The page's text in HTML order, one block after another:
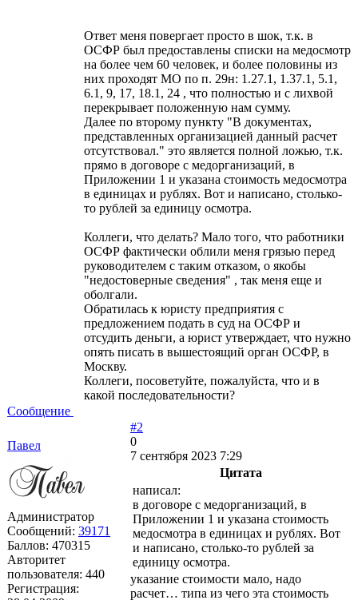
Ответ меня повергает просто в шок, т.к. в
ОСФР был предоставлены списки на медосмотр
на более чем 60 человек, и более половины из
них проходят МО по п. 29н: 1.27.1, 1.37.1, 5.1,
6.1, 9, 17, 18.1, 24 , что полностью и с лихвой
перекрывает положенную нам сумму.
Далее по второму пункту "В документах,
представленных организацией данный расчет
отсутствовал." это является полной ложью, т.к.
прямо в договоре с медорганизаций, в
Приложении 1 и указана стоимость медосмотра
в единицах и рублях. Вот и написано, столько-
то рублей за единицу осмотра.
Коллеги, что делать? Мало того, что работники
ОСФР фактически облили меня грязью перед
руководителем с таким отказом, о якобы
"недостоверные сведения" , так меня еще и
оболгали.
Обратилась к юристу предприятия с
предложением подать в суд на ОСФР и
отсудить деньги, а юрист утверждает, что нужно
опять писать в вышестоящий орган ОСФР, в
Москву.
Коллеги, посоветуйте, пожалуйста, что и в
какой последовательности?
Сообщение
Павел
Администратор
Сообщений: 39171
Баллов: 470315
Авторитет
пользователя: 440
Регистрация:
#2
0
7 сентября 2023 7:29
Цитата
написал:
в договоре с медорганизаций, в
Приложении 1 и указана стоимость
медосмотра в единицах и рублях. Вот
и написано, столько-то рублей за
единицу осмотра.
указание стоимости мало, надо
расчет… типа из чего эта стоимость